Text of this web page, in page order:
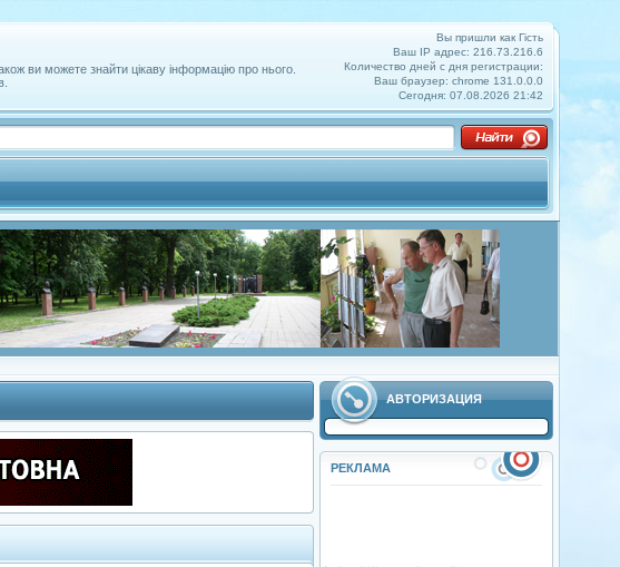
Вы пришли как Гість
Ваш IP адрес: 216.73.216.6
Количество дней с дня регистрации:
Ваш браузер: chrome 131.0.0.0
Сегодня: 07.08.2026 21:42
ви можете знайти цікаву інформацію про нього.
АВТОРИЗАЦИЯ
РЕКЛАМА